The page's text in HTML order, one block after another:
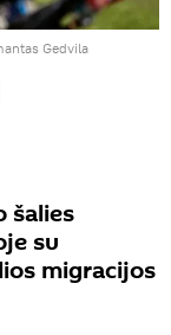
Gedvila
šalies
su
migracijos